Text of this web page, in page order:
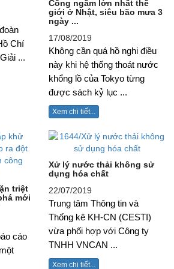
Chí
...
Cống ngầm lớn nhất thế
giới ở Nhật, siêu bão mưa 3
ngày ...
17/08/2019
Không cần quá hồ nghi điều
này khi hệ thống thoát nước
khổng lồ của Tokyo từng
được sách kỷ lục ...
Xem chi tiết...
triệt
mới
cáo
Xử lý nước thải không sử
dụng hóa chất
22/07/2019
Trung tâm Thông tin và
Thống kê KH-CN (CESTI)
vừa phối hợp với Công ty
TNHH VNCAN ...
Xem chi tiết...